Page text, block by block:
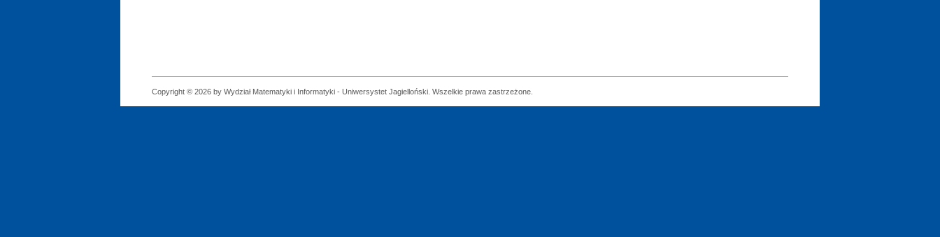
Copyright © 2026 by Wydział Matematyki i Informatyki - Uniwersystet Jagielloński. Wszelkie prawa zastrzeżone.